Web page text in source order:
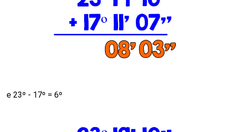
e 23º - 17º = 6º